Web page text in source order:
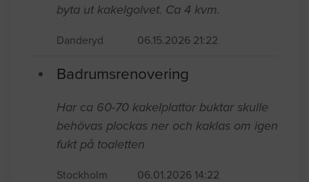
byta ut kakelgolvet. Ca 4 kvm.
Danderyd 06.15.2026 21:22
Badrumsrenovering
Har ca 60-70 kakelplattor buktar skulle
behövas plockas ner och kaklas om igen
fukt på toaletten
Stockholm 06.01.2026 14:22